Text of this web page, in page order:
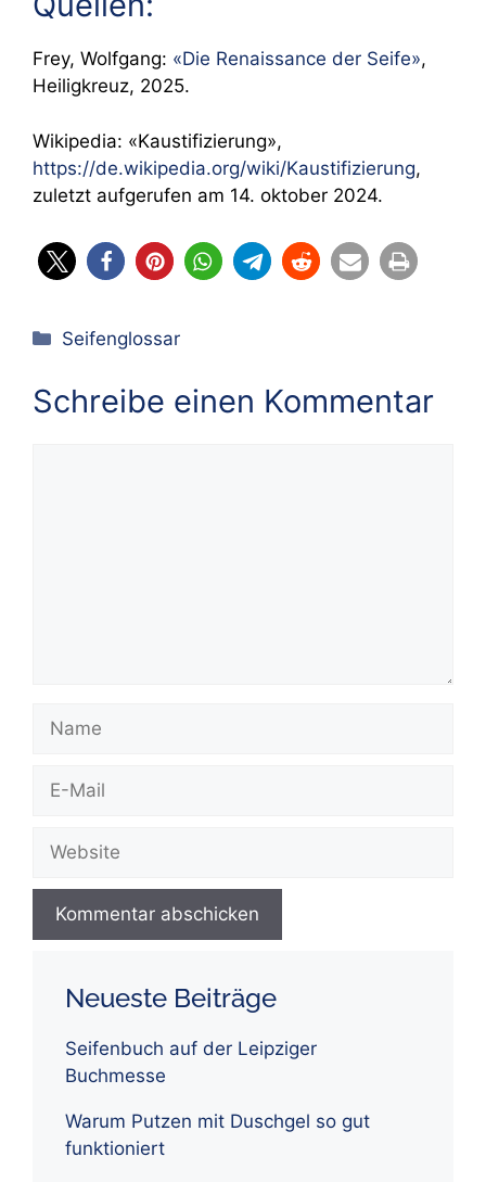
Frey, Wolfgang: «Die Renaissance der Seife»,
Heiligkreuz, 2025.
Wikipedia: «Kaustifizierung»,
https://de.wikipedia.org/wiki/Kaustifizierung,
zuletzt aufgerufen am 14. oktober 2024.
Kategorien
Seifenglossar
Schreibe einen Kommentar
Mail
Neueste Beiträge
Seifenbuch auf der Leipziger
Buchmesse
Warum Putzen mit Duschgel so gut
funktioniert